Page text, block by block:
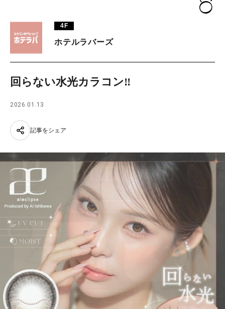
4F
ホテルラバーズ
回らない水光カラコン‼︎
2026.01.13
記事をシェア